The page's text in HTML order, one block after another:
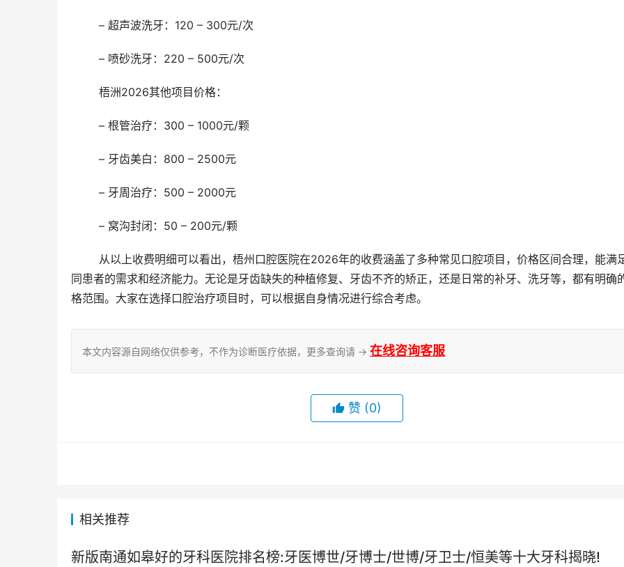
	– 超声波洗牙：120 – 300元/次
	– 喷砂洗牙：220 – 500元/次
	梧洲2026其他项目价格：
	– 根管治疗：300 – 1000元/颗
	– 牙齿美白：800 – 2500元
	– 牙周治疗：500 – 2000元
	– 窝沟封闭：50 – 200元/颗
同患者的需求和经济能力。无论是牙齿缺失的种植修复、牙齿不齐的矫正，还是日常的补牙、洗牙等，都有明确
格范围。大家在选择口腔治疗项目时，可以根据自身情况进行综合考虑。
本文内容源自网络仅供参考，不作为诊断医疗依据，更多查询请 → 在线咨询客服
赞 (0)
相关推荐
新版南通如皋好的牙科医院排名榜:牙医博世/牙博士/世博/牙卫士/恒美等十大牙科揭晓!